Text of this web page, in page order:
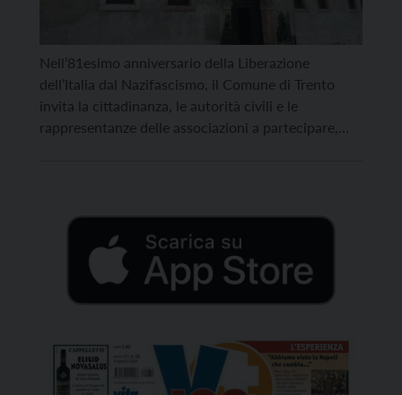
Nell’81esimo anniversario della Liberazione
dell’Italia dal Nazifascismo, il Comune di Trento
invita la cittadinanza, le autorità civili e le
rappresentanze delle associazioni a partecipare,
Francesco Saverio di via Belenzani, con la […]